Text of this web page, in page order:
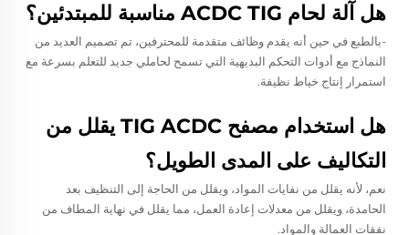
هل آلة لحام ACDC TIG مناسبة للمبتدئين؟
-بالطبع في حين أنه يقدم وظائف متقدمة للمحترفين، تم تصميم العديد من
النماذج مع أدوات التحكم البديهية التي تسمح لحاملي جديد للتعلم بسرعة مع
استمرار إنتاج خياط نظيفة.
هل استخدام مصفح TIG ACDC يقلل من
التكاليف على المدى الطويل؟
نعم، لأنه يقلل من نفايات المواد، ويقلل من الحاجة إلى التنظيف بعد
الحامدة، ويقلل من معدلات إعادة العمل، مما يقلل في نهاية المطاف من
نفقات العمالة والمواد.